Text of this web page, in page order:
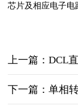
芯片及相应电子电
上一篇：DCL